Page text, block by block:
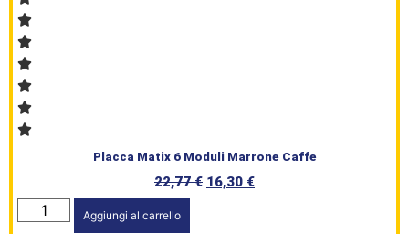
Placca Matix 6 Moduli Marrone Caffe
22,77€ 16,30 €
Aggiungi al carrello